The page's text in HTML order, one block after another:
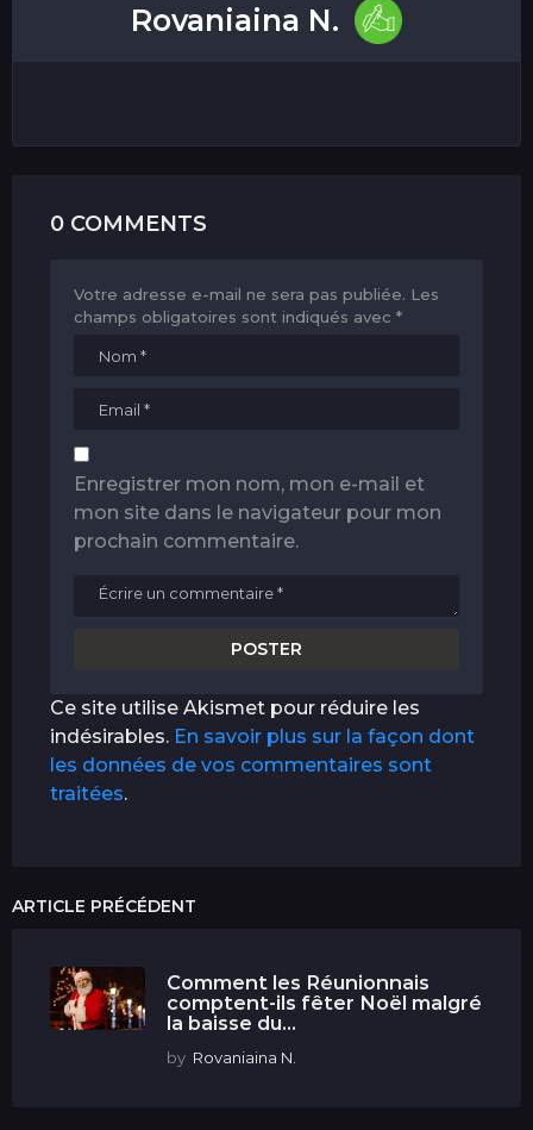
Rovaniaina N.
0 COMMENTS
Votre adresse e-mail ne sera pas publiée. Les
champs obligatoires sont indiqués avec *
Enregistrer mon nom, mon e-mail et
mon site dans le navigateur pour mon
prochain commentaire.
Ce site utilise Akismet pour réduire les
indésirables. En savoir plus sur la façon dont
les données de vos commentaires sont
traitées.
ARTICLE PRÉCÉDENT
Comment les Réunionnais
comptent-ils fêter Noël malgré
la baisse du...
by Rovaniaina N.